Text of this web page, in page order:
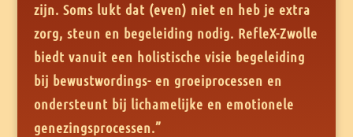
zijn. Soms lukt dat (even) niet en heb je extra
zorg, steun en begeleiding nodig. RefleX-Zwolle
biedt vanuit een holistische visie begeleiding
bij bewustwordings- en groeiprocessen en
ondersteunt bij lichamelijke en emotionele
genezingsprocessen.”